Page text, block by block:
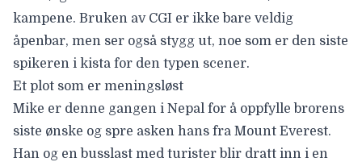
kampene. Bruken av CGI er ikke bare veldig
åpenbar, men ser også stygg ut, noe som er den siste
spikeren i kista for den typen scener.
Et plot som er meningsløst
Mike er denne gangen i Nepal for å oppfylle brorens
siste ønske og spre asken hans fra Mount Everest.
Han og en busslast med turister blir dratt inn i en